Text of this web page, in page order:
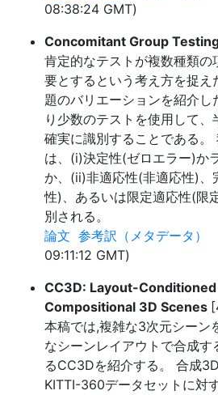
08:38:24 GMT)
Concomitant Group
肯定的なテストが複数種類の
要とするという考え方を捉え
題のバリエーションを紹介
り少数のテストを使用して
確実に識別することである。
は、(i)決定性(ゼロエラー)か
か、(ii)非適応性(非適応性)、
性)、あるいは限定適応性(限
別される。
論文 参考訳（メタデータ）
09:11:12 GMT)
CC3D: Layout-
Compositional 3D Scenes
本稿では,複雑な3次元シーン
なシーンレイアウトで合成す
るCC3Dを紹介する。 合成
KITTI-360データセットに対